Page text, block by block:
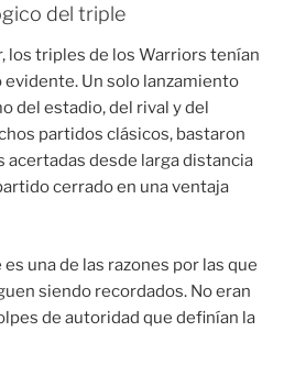
del triple
los triples de los Warriors tenían
Un solo lanzamiento
del estadio, del rival y del
partidos clásicos, bastaron
acertadas desde larga distancia
cerrado en una ventaja
una de las razones por las que
siendo recordados. No eran
de autoridad que definían la